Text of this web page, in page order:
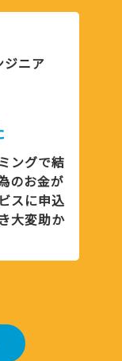
ジニア
ングで結
のお金が
スに申込
大変助か